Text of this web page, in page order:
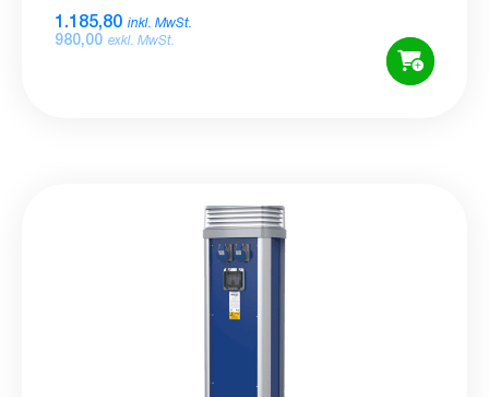
1.185,80 inkl. MwSt.
980,00 exkl. MwSt.